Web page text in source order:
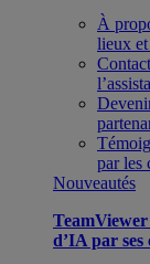
À
lieux et
par les
Nouveautés
d’IA par ses